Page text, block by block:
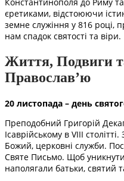
єретиками, відстоюючи
земне служіння у 816 році,
нам спадок святості та віри.
Життя, Подвиги
Православ’ю
20 листопада – день
Преподобний Григорій
Ісаврійському в VIII
Божий, церковні служби.
Святе Письмо. Щоб
наполягали батьки, святий